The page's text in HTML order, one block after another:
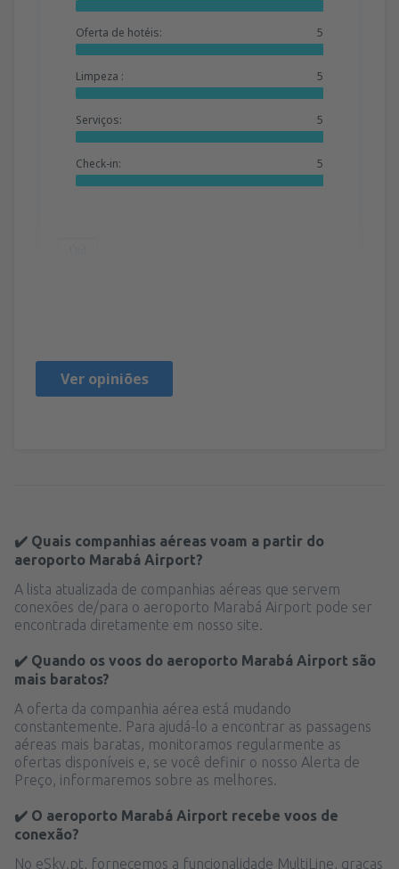
Oferta de hotéis: 5
Limpeza : 5
Serviços: 5
Check-in: 5
Ver opiniões
✔️ Quais companhias aéreas voam a partir do
aeroporto Marabá Airport?
A lista atualizada de companhias aéreas que servem
conexões de/para o aeroporto Marabá Airport pode ser
encontrada diretamente em nosso site.
✔️ Quando os voos do aeroporto Marabá Airport são
mais baratos?
A oferta da companhia aérea está mudando
constantemente. Para ajudá-lo a encontrar as passagens
aéreas mais baratas, monitoramos regularmente as
ofertas disponíveis e, se você definir o nosso Alerta de
Preço, informaremos sobre as melhores.
✔️ O aeroporto Marabá Airport recebe voos de
conexão?
No eSky.pt, fornecemos a funcionalidade MultiLine, graças